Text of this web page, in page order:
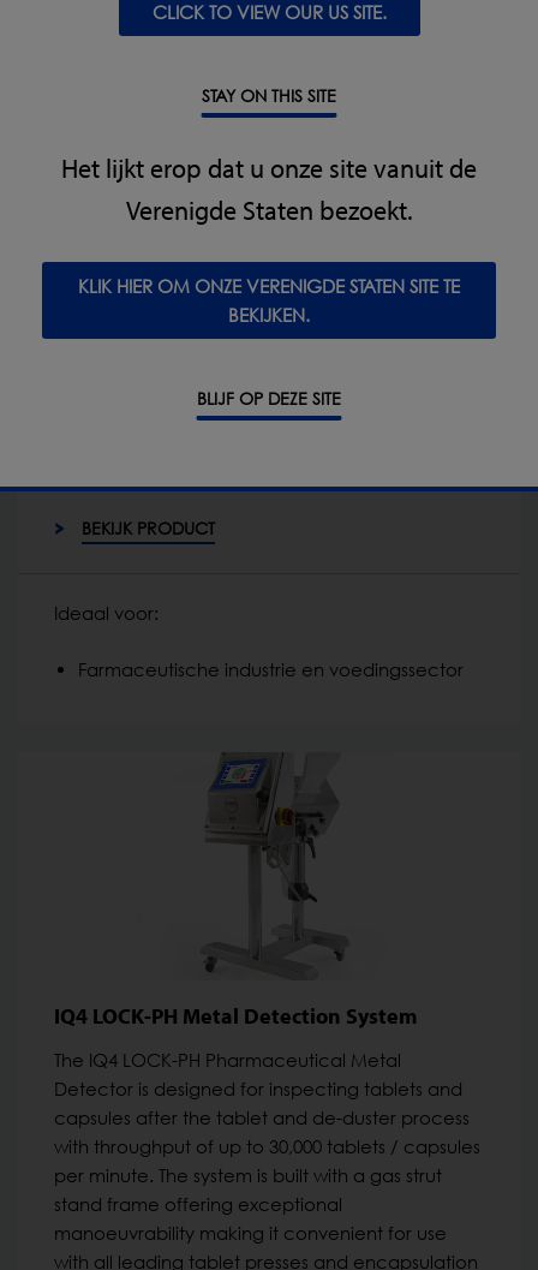
CLICK TO VIEW OUR US SITE.
STAY ON THIS SITE
Het lijkt erop dat u onze site vanuit de
Verenigde Staten bezoekt.
KLIK HIER OM ONZE VERENIGDE STATEN SITE TE
BEKIJKEN.
BLIJF OP DEZE SITE
Insight Pharmaceutical MetaalDetector
De farmaceutische metaaldetector Insight PH is
ontstoffen, met een doorvoer tot 30.000
eenheden per minuut. Het systeem is gebouwd
systeem zeer geschikt is voor gebruik bij alle
BEKIJK PRODUCT
Ideaal voor:
Farmaceutische industrie en voedingssector
IQ4 LOCK-PH Metal Detection System
The IQ4 LOCK-PH Pharmaceutical Metal
Detector is designed for inspecting tablets and
capsules after the tablet and de-duster process
with throughput of up to 30,000 tablets / capsules
per minute. The system is built with a gas strut
stand frame offering exceptional
manoeuvrability making it convenient for use
with all leading tablet presses and encapsulation